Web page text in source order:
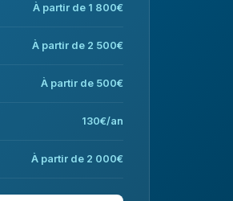
À partir de 1 800€
À partir de 2 500€
À partir de 500€
130€/an
À partir de 2 000€